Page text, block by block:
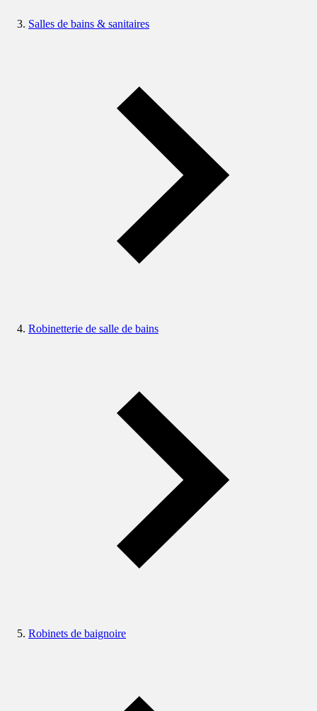
Salles de bains & sanitaires
Robinetterie de salle de bains
Robinets de baignoire